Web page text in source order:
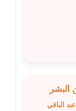
البشر
الباقي